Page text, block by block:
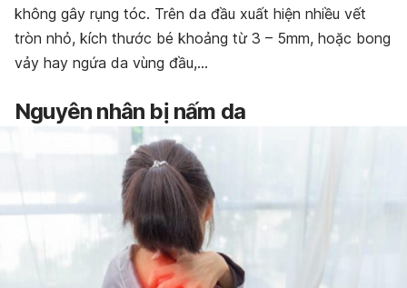
không gây rụng tóc. Trên da đầu xuất hiện nhiều vết
tròn nhỏ, kích thước bé khoảng từ 3 – 5mm, hoặc bong
vảy hay ngứa da vùng đầu,…
Nguyên nhân bị nấm da